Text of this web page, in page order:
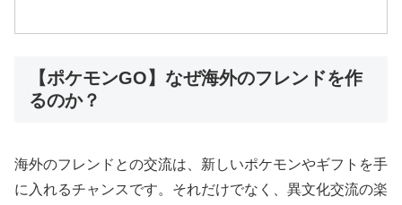
【ポケモンGO】なぜ海外のフレンドを作
るのか？
海外のフレンドとの交流は、新しいポケモンやギフトを手
に入れるチャンスです。それだけでなく、異文化交流の楽